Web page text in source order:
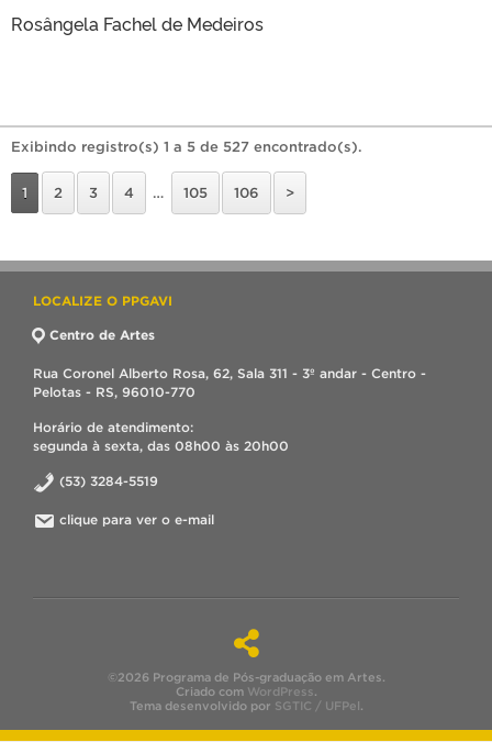
Rosângela Fachel de Medeiros
Exibindo registro(s) 1 a 5 de 527 encontrado(s).
1 2 3 4 … 105 106 >
LOCALIZE O PPGAVI
Centro de Artes
Rua Coronel Alberto Rosa, 62, Sala 311 - 3º andar - Centro -
Pelotas - RS, 96010-770
Horário de atendimento:
segunda à sexta, das 08h00 às 20h00
(53) 3284-5519
clique para ver o e-mail
©2026 Programa de Pós-graduação em Artes.
Criado com WordPress.
Tema desenvolvido por SGTIC / UFPel .